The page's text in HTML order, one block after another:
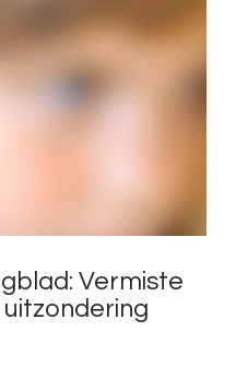
Vermiste
uitzondering